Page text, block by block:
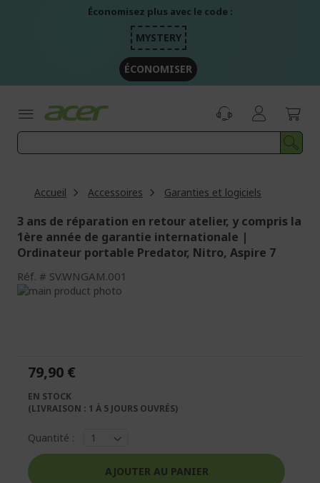
Économisez plus avec le code :
MYSTERY
ÉCONOMISER
Accueil Accessoires Garanties et logiciels
3 ans de réparation en retour atelier, y compris la
1ère année de garantie internationale |
Ordinateur portable Predator, Nitro, Aspire 7
Réf. SV.WNGAM.001
Passer
galerie
d’images
Galerie
d’images
79,90 €
EN STOCK
(LIVRAISON : 1 À 5 JOURS OUVRÉS)
Quantité :
AJOUTER AU PANIER